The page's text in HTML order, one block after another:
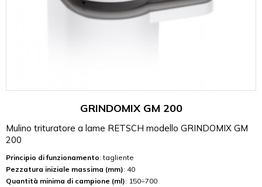
GRINDOMIX GM 200
Mulino trituratore a lame RETSCH modello GRINDOMIX GM
200
Principio di funzionamento: tagliente
Pezzatura iniziale massima (mm): 40
Quantità minima di campione (ml): 150÷700